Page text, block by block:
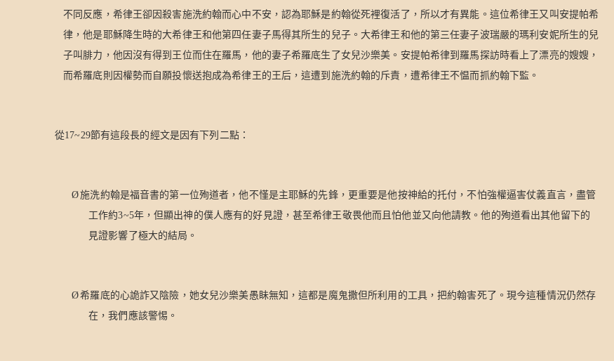
不同反應，希律王卻因殺害施洗約翰而心中不安，認為耶穌是約翰從死裡復活了，所以才有異能。這位希律王又叫安提帕希
律，他是耶穌降生時的大希律王和他第四任妻子馬得其所生的兒子。大希律王和他的第三任妻子波瑞嚴的瑪利安妮所生的兒
子叫腓力，他因沒有得到王位而住在羅馬，他的妻子希羅底生了女兒沙樂美。安提帕希律到羅馬探訪時看上了漂亮的嫂嫂，
而希羅底則因權勢而自願投懷送抱成為希律王的王后，這遭到施洗約翰的斥責，遭希律王不愠而抓約翰下監。
從17~29節有這段長的經文是因有下列二點：
Ø施洗約翰是福音書的第一位殉道者，他不慬是主耶穌的先鋒，更重要是他按神給的托付，不怕強權逼害仗義直言，盡管
工作約3~5年，但顯出神的僕人應有的好見證，甚至希律王敬畏他而且怕他並又向他請教。他的殉道看出其他留下的
見證影響了極大的結局。
Ø希羅底的心詭詐又陰險，她女兒沙樂美愚眛無知，這都是魔鬼撒但所利用的工具，把約翰害死了。現今這種情況仍然存
在，我們應該警惕。